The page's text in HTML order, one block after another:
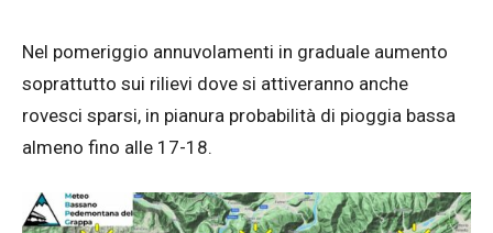
Nel pomeriggio annuvolamenti in graduale aumento
soprattutto sui rilievi dove si attiveranno anche
rovesci sparsi, in pianura probabilità di pioggia bassa
almeno fino alle 17-18.